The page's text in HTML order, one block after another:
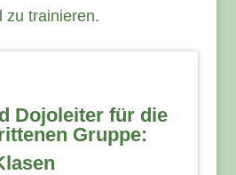
zu trainieren.
Dojoleiter für die
Gruppe: